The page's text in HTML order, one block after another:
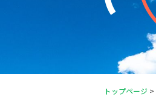
トップページ >